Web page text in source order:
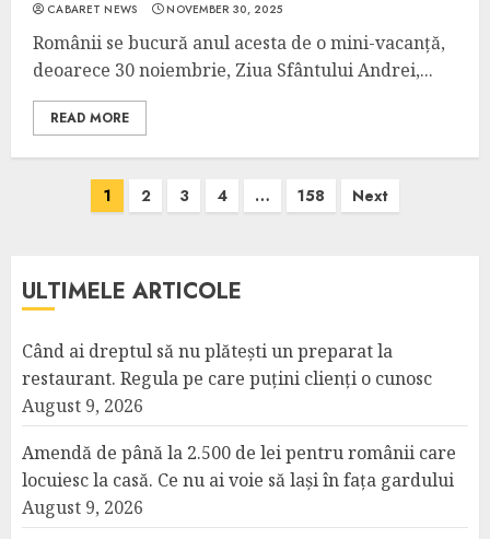
CABARET NEWS NOVEMBER 30, 2025
Românii se bucură anul acesta de o mini-vacanță,
deoarece 30 noiembrie, Ziua Sfântului Andrei,...
READ MORE
1 2 3 4 … 158 Next
ULTIMELE ARTICOLE
Când ai dreptul să nu plătești un preparat la
restaurant. Regula pe care puțini clienți o cunosc
August 9, 2026
Amendă de până la 2.500 de lei pentru românii care
locuiesc la casă. Ce nu ai voie să lași în fața gardului
August 9, 2026